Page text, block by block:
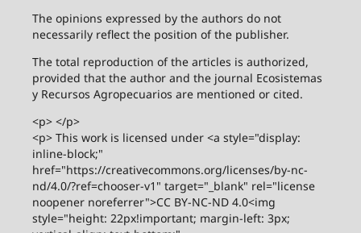
The opinions expressed by the authors do not
necessarily reflect the position of the publisher.
The total reproduction of the articles is authorized,
provided that the author and the journal Ecosistemas
y Recursos Agropecuarios are mentioned or cited.
<p> </p>
<p> This work is licensed under <a style="display:
inline-block;"
href="https://creativecommons.org/licenses/by-nc-
nd/4.0/?ref=chooser-v1" target="_blank" rel="license
noopener noreferrer">CC BY-NC-ND 4.0<img
style="height: 22px!important; margin-left: 3px;